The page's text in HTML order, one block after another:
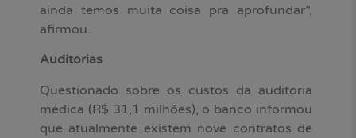
ainda temos muita coisa pra aprofundar”,
afirmou.
Auditorias
Questionado sobre os custos da auditoria
médica (R$ 31,1 milhões), o banco informou
que atualmente existem nove contratos de